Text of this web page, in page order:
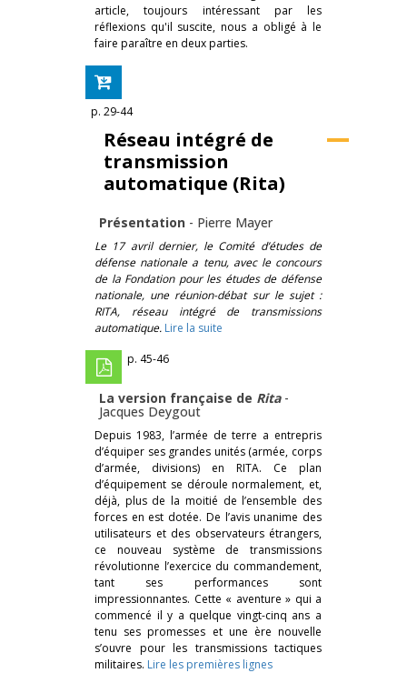
article, toujours intéressant par les
réflexions qu'il suscite, nous a obligé à le
faire paraître en deux parties.
p. 29-44
Réseau intégré de
transmission
automatique (Rita)
Présentation - Pierre Mayer
Le 17 avril dernier, le Comité d’études de
défense nationale a tenu, avec le concours
de la Fondation pour les études de défense
nationale, une réunion-débat sur le sujet :
RITA, réseau intégré de transmissions
automatique. Lire la suite
p. 45-46
La version française de Rita -
Jacques Deygout
Depuis 1983, l’armée de terre a entrepris
d’équiper ses grandes unités (armée, corps
d’armée, divisions) en RITA. Ce plan
d’équipement se déroule normalement, et,
déjà, plus de la moitié de l’ensemble des
forces en est dotée. De l’avis unanime des
utilisateurs et des observateurs étrangers,
ce nouveau système de transmissions
révolutionne l’exercice du commandement,
tant ses performances sont
impressionnantes. Cette « aventure » qui a
commencé il y a quelque vingt-cinq ans a
tenu ses promesses et une ère nouvelle
s’ouvre pour les transmissions tactiques
militaires. Lire les premières lignes